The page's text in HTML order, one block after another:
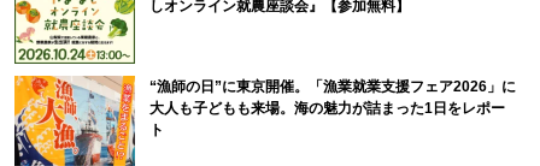
しオンライン就農座談会』【参加無料】
“漁師の日”に東京開催。「漁業就業支援フェア2026」に
大人も子どもも来場。海の魅力が詰まった1日をレポー
ト